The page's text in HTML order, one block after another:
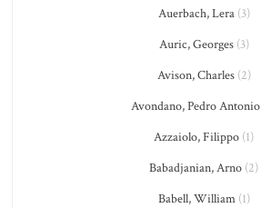
Auerbach, Lera(3)
Auric, Georges(3)
Avison, Charles(2)
Avondano, Pedro Antonio
Azzaiolo, Filippo (1)
Babadjanian, Arno (2)
Babell, William(1)